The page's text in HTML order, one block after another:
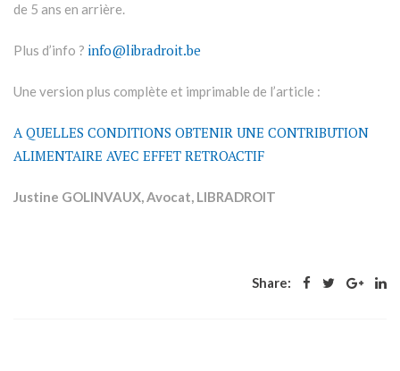
de 5 ans en arrière.
Plus d’info ? info@libradroit.be
Une version plus complète et imprimable de l’article :
A QUELLES CONDITIONS OBTENIR UNE CONTRIBUTION
ALIMENTAIRE AVEC EFFET RETROACTIF
Justine GOLINVAUX, Avocat, LIBRADROIT
Share: